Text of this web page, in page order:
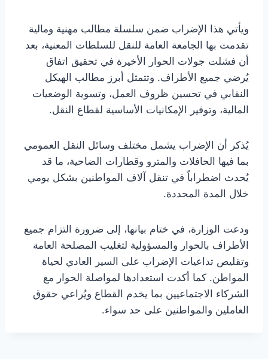
ويأتي هذا الإضراب ضمن سلسلة مطالب مهنية ومالية
تقدمت بها الجامعة العامة للنقل للسلطات المعنية، بعد
أن فشلت جولات الحوار الأخيرة في تحقيق اتفاق
يُرضي جميع الأطراف. وتتمثل أبرز مطالب الهيكل
النقابي في تحسين ظروف العمل، وتسوية الوضعيات
المالية، وتوفير الإمكانيات الأساسية لقطاع النقل.
يُذكر أن الإضراب يشمل مختلف وسائل النقل العمومي
بما فيها الحافلات والمترو وقطارات الضاحية، ما قد
يُحدث اضطراباً في تنقل آلاف المواطنين بشكل يومي
خلال المدة المحددة.
ودعت الوزارة، في ختام بيانها، إلى ضرورة التزام جميع
الأطراف بالحوار والمسؤولية لتغليب المصلحة العامة
وتقليص تداعيات الإضراب على السير العادي لحياة
المواطن. كما أكدت استعدادها لمواصلة الحوار مع
الشركاء الاجتماعيين بما يخدم القطاع ويُراعي حقوق
العاملين والمواطنين على حد سواء.